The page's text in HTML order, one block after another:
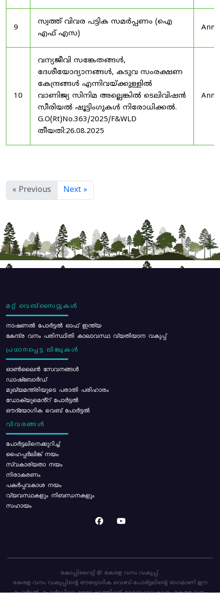
9
സ്വത്ത് വിവര പട്ടിക സമർപ്പണം (ഐ
എഫ് എസ)
10
വന്യജീവി സങ്കേതങ്ങൾ,
ദേശീയോദ്യാനങ്ങൾ, കടുവ സംരക്ഷണ
കേന്ദ്രങ്ങൾ എന്നിവയ്ക്കുള്ളിൽ
വാണിജ്യ സിനിമ അല്ലെങ്കിൽ ടെലിവിഷൻ
സീരിയൽ ഷൂട്ടിംഗുകൾ നിരോധിക്കൽ.
G.O(Rt)No.363/2025/F&WLD
തീയതി:26.08.2025
« Previous Next »
മറ്റ് വെബ്സൈറ്റുകൾ
നാഷണൽ പോർട്ടൽ ഓഫ് ഇന്ത്യ
കേന്ദ്ര വനം പരിസ്ഥിതി കാലാവസ്ഥ വ്യതിയാന വകുപ്പ്
പ്രധാനപ്പെട്ട ലിങ്കുകൾ
ഓൺലൈൻ സേവനങ്ങൾ
ഡാഷ്ബോർഡ്
മുഖ്യമന്ത്രിയുടെ പരാതി പരിഹാരം
ഡോക്യുമെൻ്റ് പോർട്ടൽ
ഔദ്യോഗിക വെബ് പോർട്ടൽ
വിവരങ്ങൾ
പോര്‍ട്ടലിനെക്കുറിച്ച്
ഹൈപ്പർലിങ്ക് നയം
സ്വകാര്യതാ നയം
നിരാകരണം
പകർപ്പവകാശ നയം
വ്യവസ്ഥകളും നിബന്ധനകളും
സഹായം
കോപ്പിറൈറ്റ് @ കേരള വനം വകുപ്പ്.
കേരള വനം വകുപ്പിന്റെ ഔദ്യോഗിക വെബ്-പോർട്ടലിന്റെ ഭാഗമാണ് ഈ
പോർട്ടൽ. പോർട്ടലിലെ ഉള്ളടക്കത്തിന്റെ ഉടമസ്ഥാവകാശം കേരള വനം